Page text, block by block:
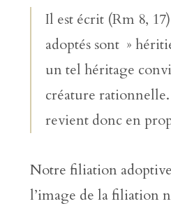
Il est écrit (Rm 8,
adoptés sont »
un tel héritage
créature
revient donc en
Notre filiation
l’image de la filiation